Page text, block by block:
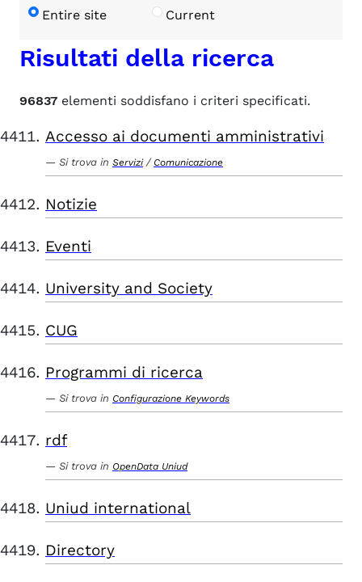
Entire site Current
Risultati della ricerca
96837 elementi soddisfano i criteri specificati.
Accesso ai documenti amministrativi
Si trova in Servizi / Comunicazione
Notizie
Eventi
University and Society
CUG
Programmi di ricerca
Si trova in Configurazione Keywords
rdf
Si trova in OpenData Uniud
Uniud international
Directory